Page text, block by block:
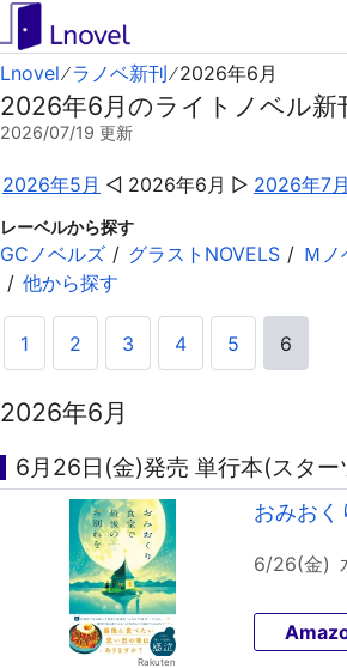
Lnovel ラノベ新刊 2026年6月
2026年6月のライトノベル
2026/07/19 更新
2026年5月 2026年6月 2026年7月
レーベルから探す
GCノベルズ グラストNOVELS Ｍノ
他から探す
1 2 3 4 5 6
2026年6月
6月26日(金)発売 単行本(スター
おみおく
6/26(金)